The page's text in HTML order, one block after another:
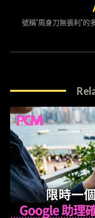
號稱"周身刀無張利"的